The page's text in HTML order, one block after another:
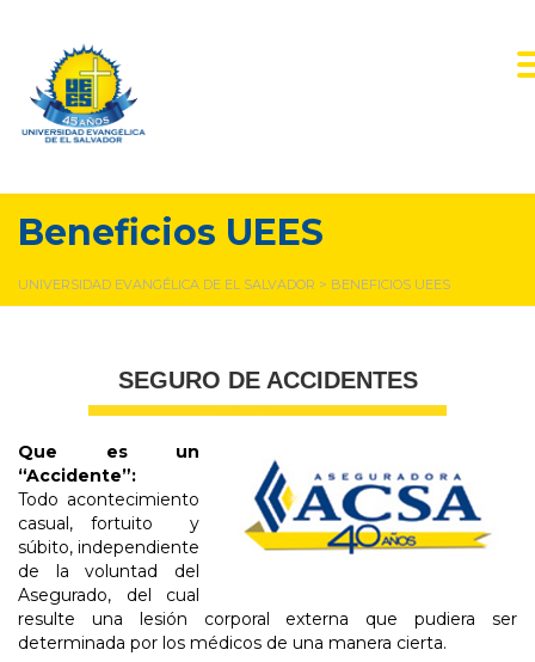
Beneficios UEES
UNIVERSIDAD EVANGÉLICA DE EL SALVADOR > BENEFICIOS UEES
SEGURO DE ACCIDENTES
Que es un
“Accidente”:
Todo acontecimiento
casual, fortuito y
súbito, independiente
de la voluntad del
Asegurado, del cual
resulte una lesión corporal externa que pudiera ser
determinada por los médicos de una manera cierta.